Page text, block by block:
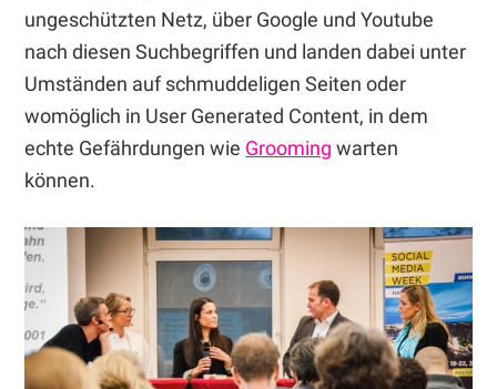
ungeschützten Netz, über Google und Youtube
nach diesen Suchbegriffen und landen dabei unter
Umständen auf schmuddeligen Seiten oder
womöglich in User Generated Content, in dem
echte Gefährdungen wie Grooming warten
können.